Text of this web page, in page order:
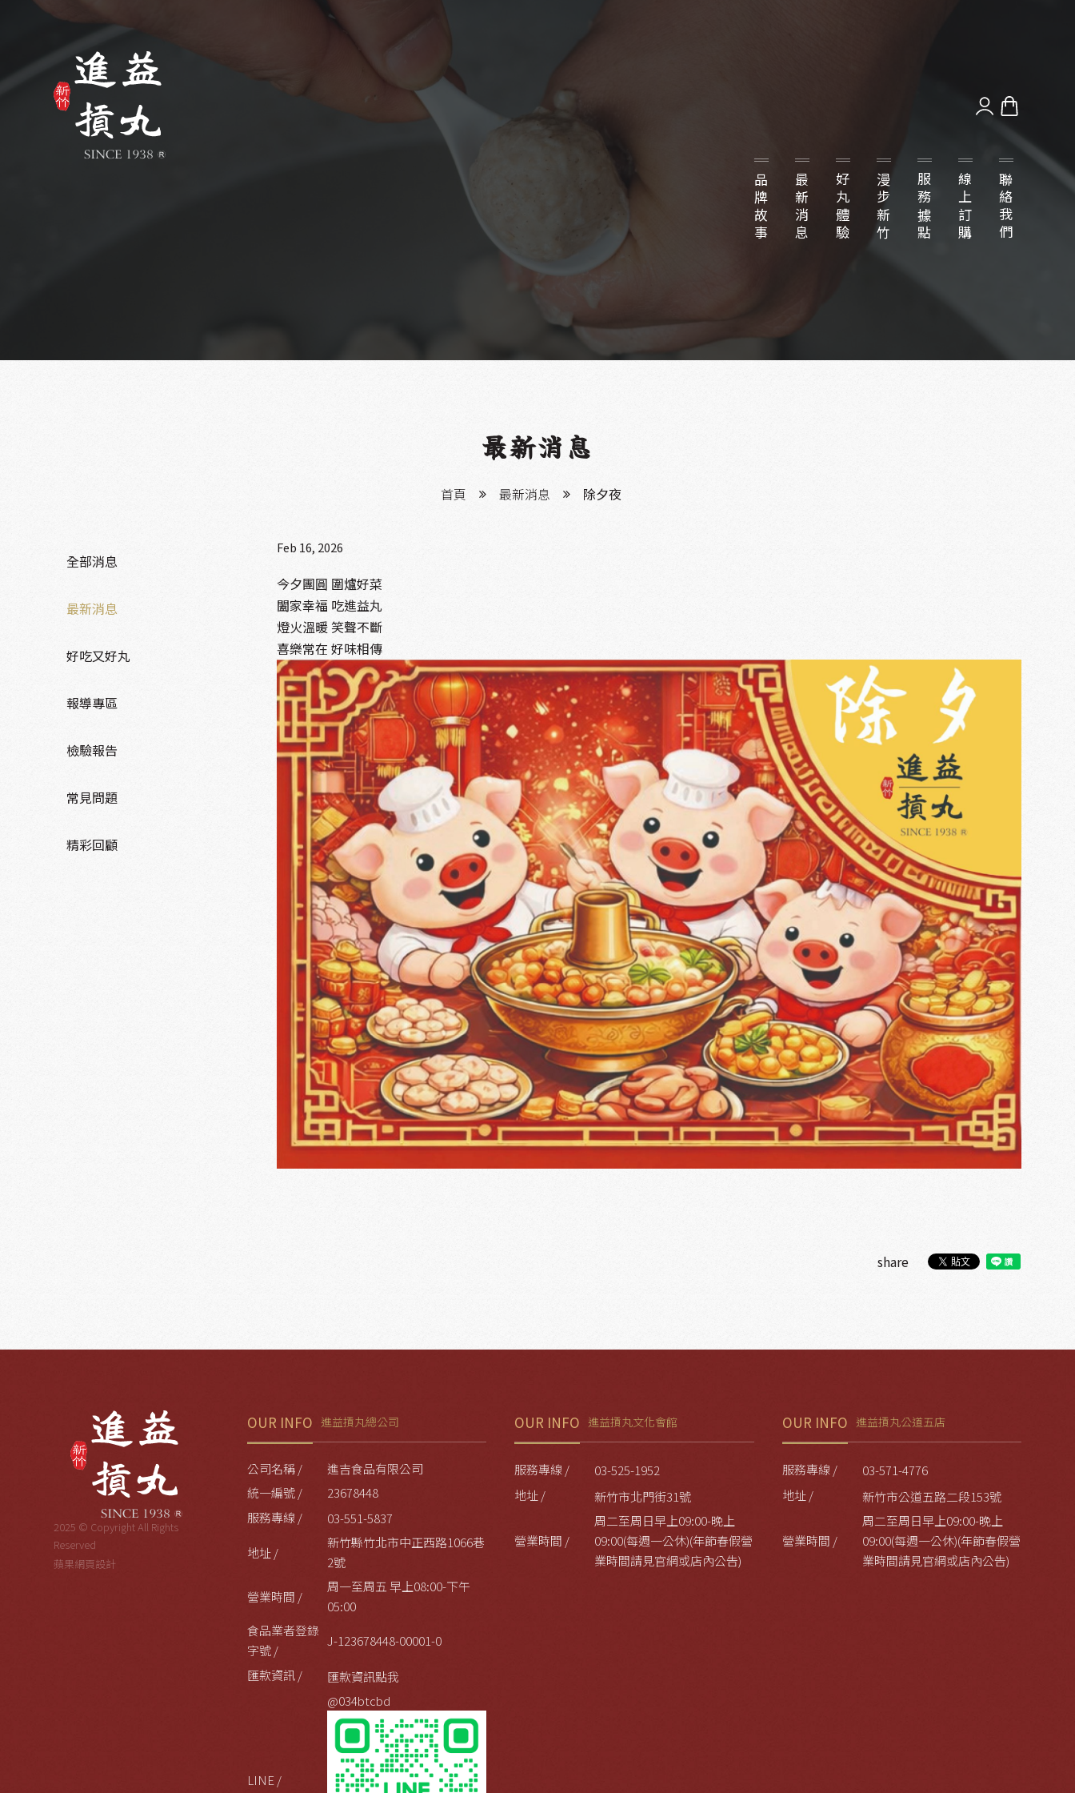
品牌故事 最新消息 好丸體驗 漫步新竹 服務據點 線上訂購 聯絡我們
最新消息
首頁 最新消息 除夕夜
全部消息
最新消息
好吃又好丸
報導專區
檢驗報告
常見問題
精彩回顧
Feb 16, 2026
今夕團圓 圍爐好菜
闔家幸福 吃進益丸
燈火溫暖 笑聲不斷
喜樂常在 好味相傳
share
2025 © Copyright All Rights
Reserved
蘋果網頁設計
OUR INFO 進益摃丸總公司
公司名稱 /
進吉食品有限公司
統一編號 /
23678448
服務專線 /
03-551-5837
地址 /
新竹縣竹北市中正西路1066巷
2號
營業時間 /
周一至周五 早上08:00-下午
05:00
食品業者登錄
字號 /
J-123678448-00001-0
匯款資訊 / 匯款資訊點我
LINE /
@034btcbd
OUR INFO 進益摃丸文化會館
服務專線 /
03-525-1952
地址 /
新竹市北門街31號
營業時間 /
周二至周日早上09:00-晚上
09:00(每週一公休)(年節春假營
業時間請見官網或店內公告)
OUR INFO 進益摃丸公道五店
服務專線 /
03-571-4776
地址 /
新竹市公道五路二段153號
營業時間 /
周二至周日早上09:00-晚上
09:00(每週一公休)(年節春假營
業時間請見官網或店內公告)